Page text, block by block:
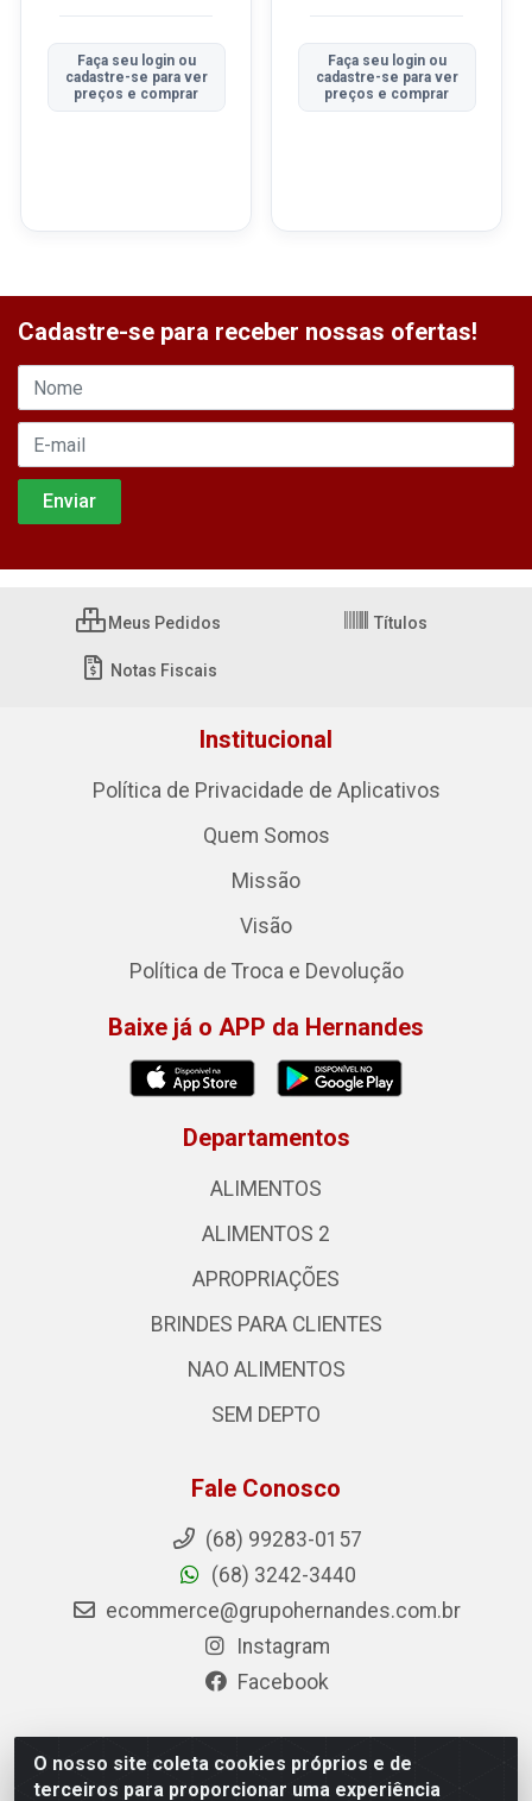
Faça seu login ou
cadastre-se para ver
preços e comprar
Faça seu login ou
cadastre-se para ver
preços e comprar
O nosso site coleta cookies próprios e de
terceiros para proporcionar uma experiência
Cadastre-se para receber nossas ofertas!
Meus Pedidos Títulos
Notas Fiscais
Institucional
Política de Privacidade de Aplicativos
Quem Somos
Missão
Visão
Política de Troca e Devolução
Baixe já o APP da Hernandes
Departamentos
ALIMENTOS
ALIMENTOS 2
APROPRIAÇÕES
BRINDES PARA CLIENTES
NAO ALIMENTOS
SEM DEPTO
Fale Conosco
(68) 99283-0157
(68) 3242-3440
ecommerce@grupohernandes.com.br
Instagram
Facebook
Hernandes - Atacado e Distribuições - Rodovia Transacreana,